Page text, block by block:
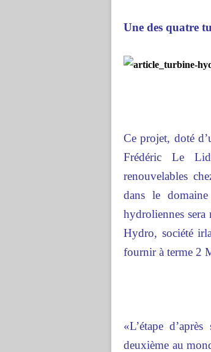
Une des quatre
Ce projet, doté
Frédéric Le
renouvelables
dans le
hydroliennes sera
Hydro, société
fournir à terme 2
«L’étape
deuxième au